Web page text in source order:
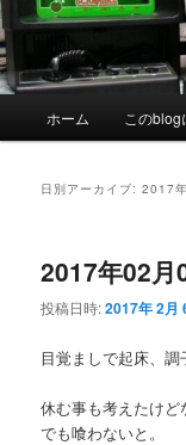
ホーム このblog
日別アーカイブ:2017
2017年02月
投稿日時:2017年 2月
目覚ましで起床、調
休む事も考えたけ
でも喰わないと。